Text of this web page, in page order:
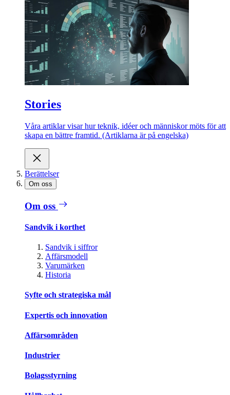
Stories
Våra artiklar visar hur teknik, idéer och människor möts för att
skapa en bättre framtid. (Artiklarna är på engelska)
Berättelser
Om oss
Om oss
Sandvik i korthet
Sandvik i siffror
Affärsmodell
Varumärken
Historia
Syfte och strategiska mål
Expertis och innovation
Affärsområden
Industrier
Bolagsstyrning